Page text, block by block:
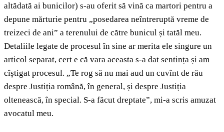
altădată ai bunicilor) s-au oferit să vină ca martori pentru a
depune mărturie pentru „posedarea neîntreruptă vreme de
treizeci de ani” a terenului de către bunicul și tatăl meu.
Detaliile legate de procesul în sine ar merita ele singure un
articol separat, cert e că vara aceasta s-a dat sentința și am
cîștigat procesul. „Te rog să nu mai aud un cuvînt de rău
despre Justiția română, în general, și despre Justiția
oltenească, în special. S-a făcut dreptate”, mi-a scris amuzat
avocatul meu.